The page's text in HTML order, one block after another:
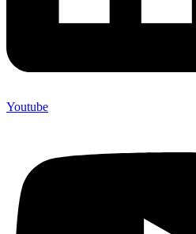
Youtube